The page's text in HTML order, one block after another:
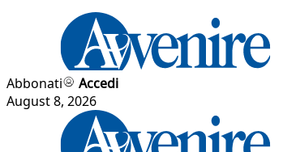
Abbonati
Accedi
August 8, 2026